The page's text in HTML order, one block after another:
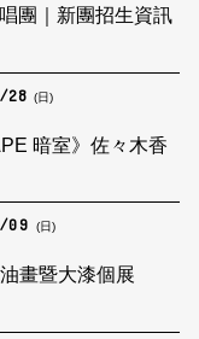
團｜新團招生資訊
28 (日)
暗室》佐々木香
09 (日)
畫暨大漆個展